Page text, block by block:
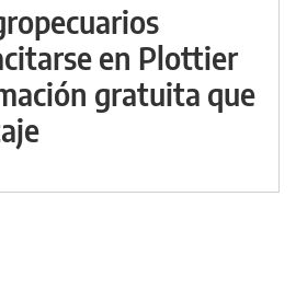
en Plottier
gratuita que